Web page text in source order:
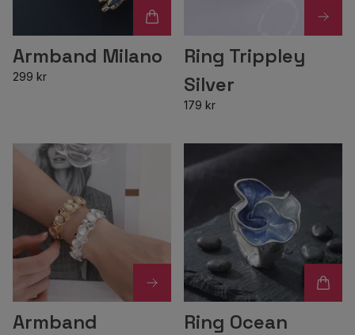
Armband Milano
299 kr
Ring Trippley
Silver
179 kr
Armband
Ring Ocean